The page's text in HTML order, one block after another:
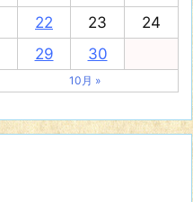
22 23
24
29 30
10月 »